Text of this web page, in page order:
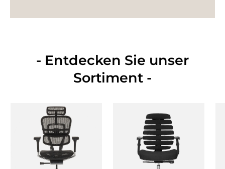
- Entdecken Sie unser
Sortiment -